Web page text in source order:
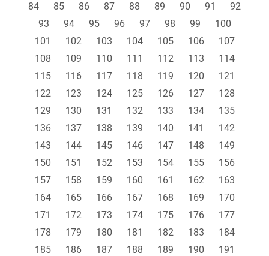
84
85 86 87 88 89 90 91
92
93
94 95 96 97 98 99
100
101
102 103 104 105 106
107
108
109 110 111 112 113
114
115
116 117 118 119 120
121
122
123 124 125 126 127
128
129
130 131 132 133 134
135
136
137 138 139 140 141
142
143
144 145 146 147 148
149
150
151 152 153 154 155
156
157
158 159 160 161 162
163
164
165 166 167 168 169
170
171
172 173 174 175 176
177
178
179 180 181 182 183
184
185
186 187 188 189 190
191